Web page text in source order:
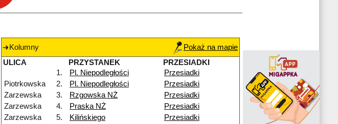
Kolumny
Pokaż na mapie
ULICA
PRZYSTANEK
PRZESIADKI
1.
Pl. Niepodległości
Przesiadki
Piotrkowska
2. Pl. Niepodległości
Przesiadki
Zarzewska
3. Rzgowska NŻ
Przesiadki
Zarzewska
4. Praska NŻ
Przesiadki
Zarzewska
5. Kilińskiego
Przesiadki